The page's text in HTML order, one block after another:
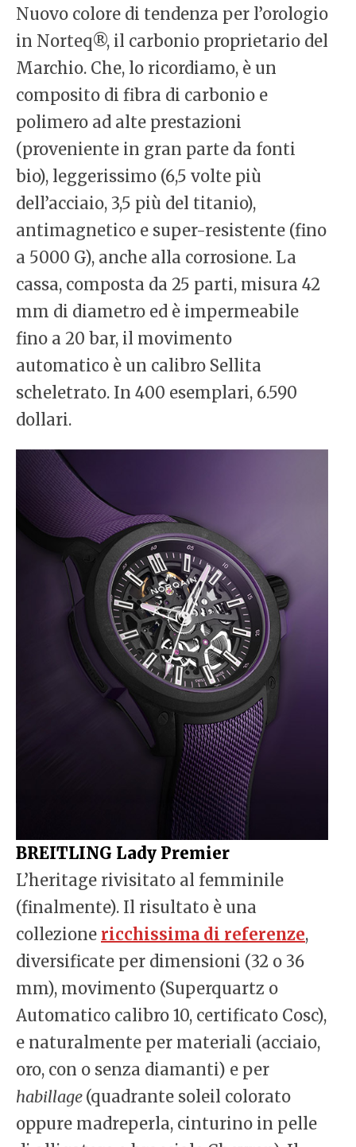
Nuovo colore di tendenza per l’orologio
in Norteq®, il carbonio proprietario del
Marchio. Che, lo ricordiamo, è un
composito di fibra di carbonio e
polimero ad alte prestazioni
(proveniente in gran parte da fonti
bio), leggerissimo (6,5 volte più
dell’acciaio, 3,5 più del titanio),
antimagnetico e super-resistente (fino
a 5000 G), anche alla corrosione. La
cassa, composta da 25 parti, misura 42
mm di diametro ed è impermeabile
fino a 20 bar, il movimento
automatico è un calibro Sellita
scheletrato. In 400 esemplari, 6.590
dollari.
BREITLING Lady Premier
L’heritage rivisitato al femminile
(finalmente). Il risultato è una
collezione ricchissima di referenze,
diversificate per dimensioni (32 o 36
mm), movimento (Superquartz o
Automatico calibro 10, certificato Cosc),
e naturalmente per materiali (acciaio,
oro, con o senza diamanti) e per
habillage (quadrante soleil colorato
oppure madreperla, cinturino in pelle